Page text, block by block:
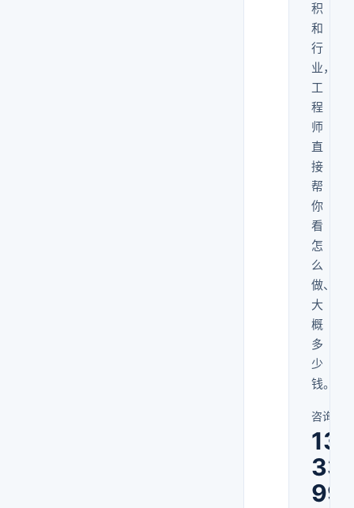
积
和
行
业，
工
程
师
直
接
帮
你
看
怎
么
做、
大
概
多
少
钱。
咨询热